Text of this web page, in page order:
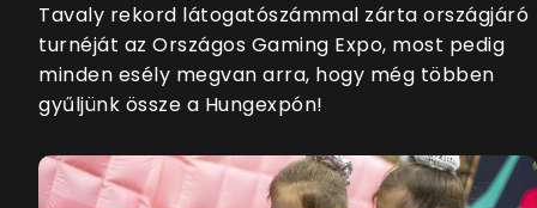
Tavaly rekord látogatószámmal zárta országjáró
turnéját az Országos Gaming Expo, most pedig
minden esély megvan arra, hogy még többen
gyűljünk össze a Hungexpón!